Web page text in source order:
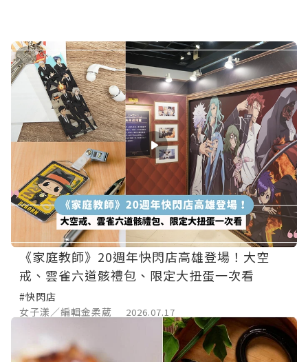
《家庭教師》20週年快閃店高雄登場！大空
戒、雲雀六道骸禮包、限定大扭蛋一次看
#快閃店
女子漾／編輯金柔葳
2026.07.17